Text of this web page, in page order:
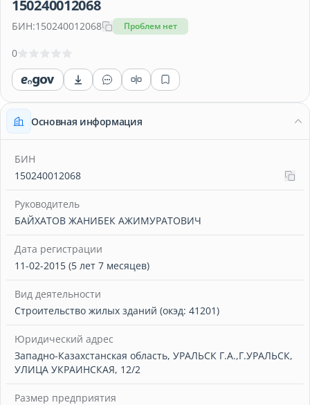
150240012068
БИН:150240012068 Проблем нет
0
Основная информация
БИН
150240012068
Руководитель
БАЙХАТОВ ЖАНИБЕК АЖИМУРАТОВИЧ
Дата регистрации
11-02-2015 (5 лет 7 месяцев)
Вид деятельности
Строительство жилых зданий (окэд: 41201)
Юридический адрес
Западно-Казахстанская область, УРАЛЬСК Г.А.,Г.УРАЛЬСК,
УЛИЦА УКРАИНСКАЯ, 12/2
Размер предприятия